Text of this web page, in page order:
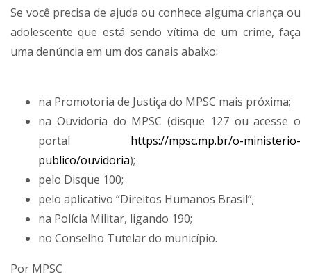
Se você precisa de ajuda ou conhece alguma criança ou
adolescente que está sendo vítima de um crime, faça
uma denúncia em um dos canais abaixo:
na Promotoria de Justiça do MPSC mais próxima;
na Ouvidoria do MPSC (disque 127 ou acesse o
portal https://mpsc.mp.br/o-ministerio-
publico/ouvidoria);
pelo Disque 100;
pelo aplicativo “Direitos Humanos Brasil”;
na Polícia Militar, ligando 190;
no Conselho Tutelar do município.
Por MPSC